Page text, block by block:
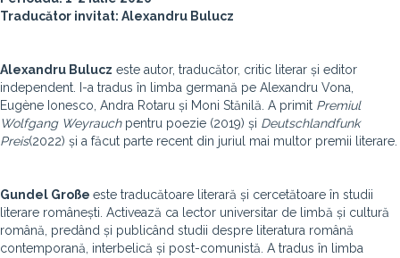
Traducător invitat: Alexandru Bulucz
Alexandru Bulucz este autor, traducător, critic literar și editor
independent. I-a tradus în limba germană pe Alexandru Vona,
Eugène Ionesco, Andra Rotaru și Moni Stănilă. A primit Premiul
Wolfgang Weyrauch pentru poezie (2019) și Deutschlandfunk
Preis(2022) și a făcut parte recent din juriul mai multor premii literare.
Gundel Große este traducătoare literară și cercetătoare în studii
literare românești. Activează ca lector universitar de limbă și cultură
română, predând și publicând studii despre literatura română
contemporană, interbelică și post-comunistă. A tradus în limba